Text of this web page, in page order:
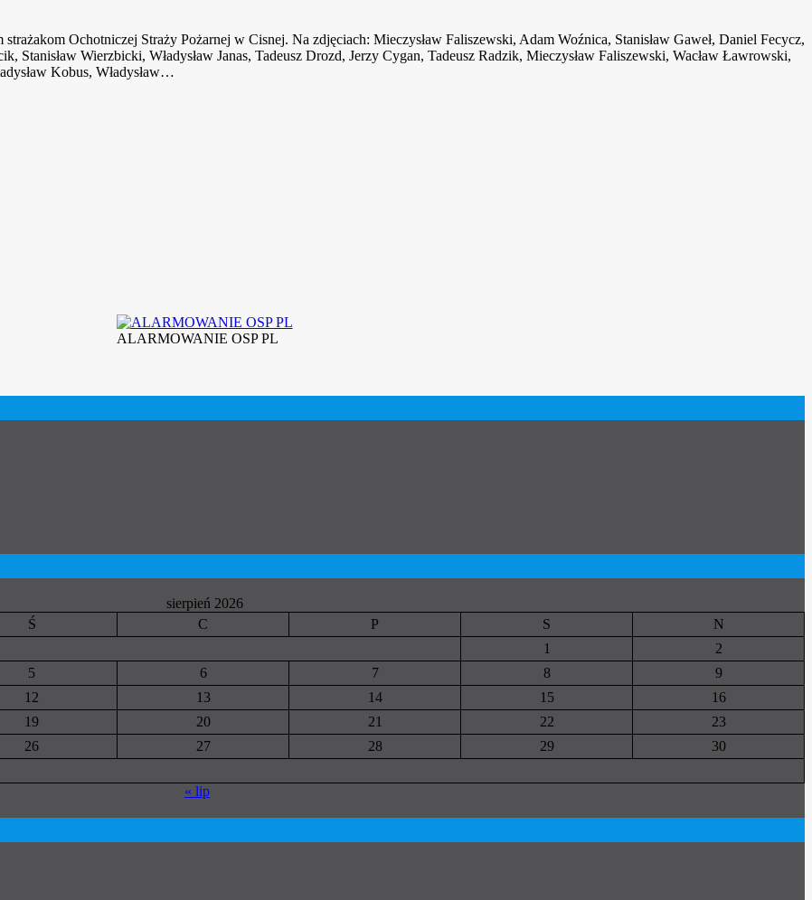
Ochotniczej Straży Pożarnej w Cisnej. Na zdjęciach: Mieczysław Faliszewski, Adam Woźnica, Stanisław Gaweł, Daniel Fecycz,
Wierzbicki, Władysław Janas, Tadeusz Drozd, Jerzy Cygan, Tadeusz Radzik, Mieczysław Faliszewski, Wacław Ławrowski,
Kobus, Władysław…
ALARMOWANIE OSP PL
sierpień 2026
Ś C P S
N
1
2
5 6 7 8
9
12 13 14 15
16
19 20 21 22
23
26 27 28 29
30
« lip